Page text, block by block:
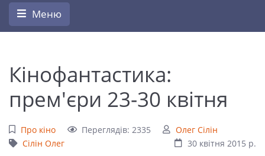
Меню
Кінофантастика:
прем'єри 23-30 квітня
Про кіно Переглядів: 2335
Олег Сілін
30 квітня 2015 р.
Сілін Олег